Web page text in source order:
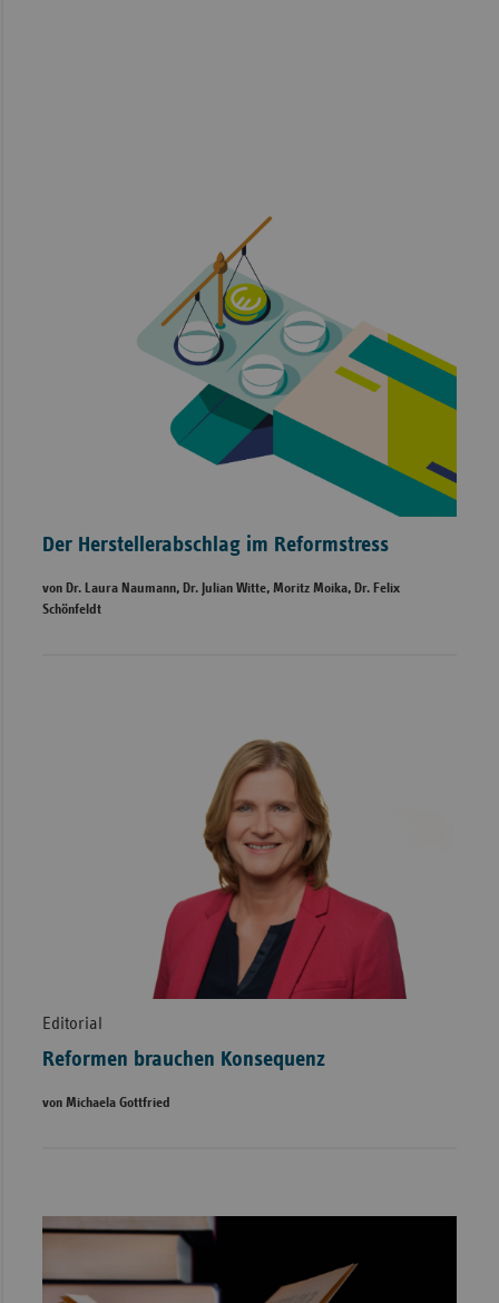
Der Herstellerabschlag im Reformstress
von Dr. Laura Naumann, Dr. Julian Witte, Moritz Moika, Dr. Felix
Schönfeldt
Editorial
Reformen brauchen Konsequenz
von Michaela Gottfried